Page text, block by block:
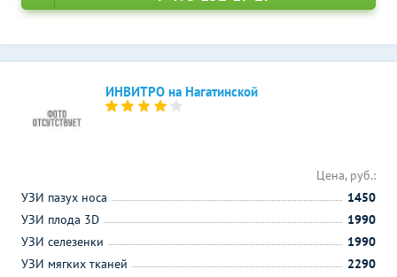
ИНВИТРО на Нагатинской
Цена, руб.:
УЗИ пазух носа
1450
УЗИ плода 3D
1990
УЗИ селезенки
1990
УЗИ мягких тканей
2290